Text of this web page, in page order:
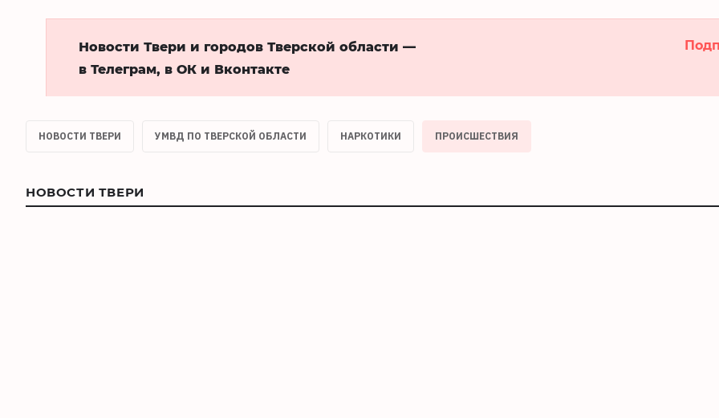
Новости Твери и городов Тверской области —
в Телеграм, в ОК и Вконтакте
НОВОСТИ ТВЕРИ УМВД ПО ТВЕРСКОЙ ОБЛАСТИ НАРКОТИКИ ПРОИСШЕСТВИЯ
НОВОСТИ ТВЕРИ